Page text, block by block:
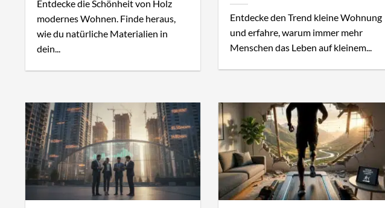
Entdecke die Schönheit von Holz
modernes Wohnen. Finde heraus,
wie du natürliche Materialien in
dein...
Entdecke den Trend kleine Wohnung
und erfahre, warum immer mehr
Menschen das Leben auf kleinem...